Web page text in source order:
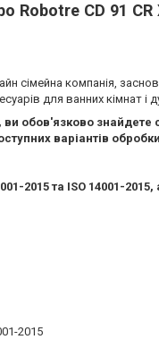
Robotre CD 91
сімейна компанія,
для ванних кімнат і
обов'язково
варіантів
2015 та ISO 14001-
2015